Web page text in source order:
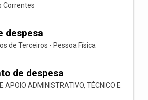
Correntes
despesa
de Terceiros - Pessoa Física
de despesa
APOIO ADMINISTRATIVO, TÉCNICO E